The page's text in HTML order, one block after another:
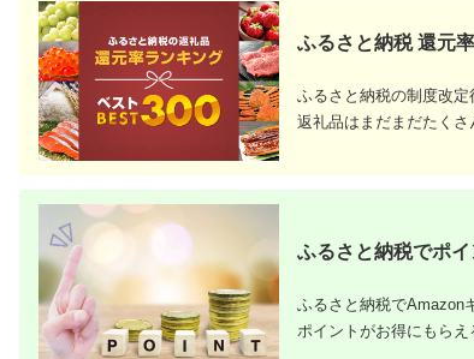
布志市のふるさ
紹介
税のご紹介
ふるさと納税 還元
ふるさと納税の制度改定
返礼品はまだまだたくさ
ふるさと納税でポイ
ふるさと納税でAmazon
ポイントがお得にもら